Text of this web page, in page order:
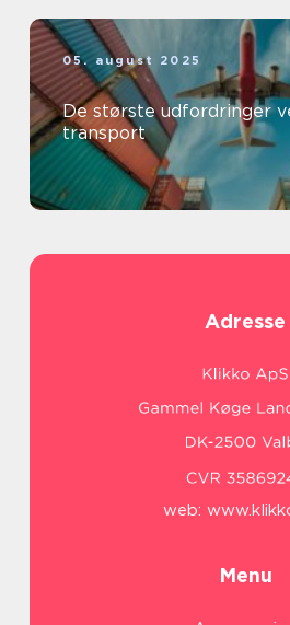
05. august 2025
De største udfordringer
transport
Adresse
web:
Menu